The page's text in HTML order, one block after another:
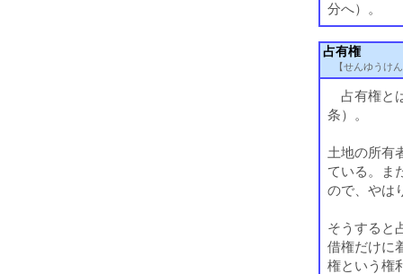
分へ）。
占有権
【せんゆうけ
占有権と
条）。
土地の所有
ている。ま
ので、やは
そうすると
借権だけに
権という権